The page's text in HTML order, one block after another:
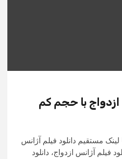
ازدواج با حجم کم
لینک مستقیم دانلود فیلم آژانس
فیلم آژانس ازدواج، دانلود